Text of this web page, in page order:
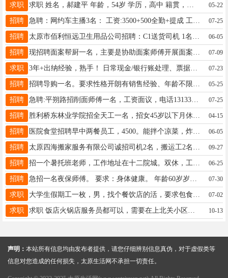
求职 05-22
招聘 07-25
招聘 06-05
招聘 07-09
求职 3年+出纳经验，熟手！ 日常现金/银行账处理、票据管理、月末对账都拿手，会用友Excel溜。 做事细心，零出错记录，有会计证。 想在太原找份稳定出纳岗 联系方式：15935138546微信同号 07-23
招聘 05-25
招聘 急聘:平朔路招削面师傅一名，工资面议，电话13133031100 07-25
招聘 胜利桥东林业学院招全天工一名，招女45岁以下月休2天，中午可休息2小时，工资4000元，电话15934514989 04-15
招聘 医院食堂招聘早中两餐员工，4500。能拌个凉菜，炸个速冻油条就行。管吃管住，联系电话18534000060两口子的夫妻工最好。 06-05
招聘 09-27
招聘 06-25
招聘 07-30
求职 07-02
求职 10-13
声明： 本站所有信息均由发布者提供，请您仔细辨别信息真伪，对于虚假类等
信息对您造成的任何损失，太原生活网不承担一切责任。